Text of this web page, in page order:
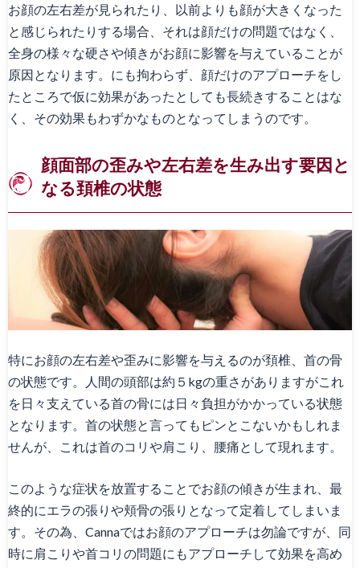
お顔の左右差が見られたり、以前よりも顔が大きくなった
と感じられたりする場合、それは顔だけの問題ではなく、
全身の様々な硬さや傾きがお顔に影響を与えていることが
原因となります。にも拘わらず、顔だけのアプローチをし
たところで仮に効果があったとしても長続きすることはな
く、その効果もわずかなものとなってしまうのです。
顔面部の歪みや左右差を生み出す要因と
なる頚椎の状態
特にお顔の左右差や歪みに影響を与えるのが頚椎、首の骨
の状態です。人間の頭部は約５kgの重さがありますがこれ
を日々支えている首の骨には日々負担がかかっている状態
となります。首の状態と言ってもピンとこないかもしれま
せんが、これは首のコリや肩こり、腰痛として現れます。
このような症状を放置することでお顔の傾きが生まれ、最
終的にエラの張りや頬骨の張りとなって定着してしまいま
す。その為、Cannaではお顔のアプローチは勿論ですが、同
時に肩こりや首コリの問題にもアプローチして効果を高め